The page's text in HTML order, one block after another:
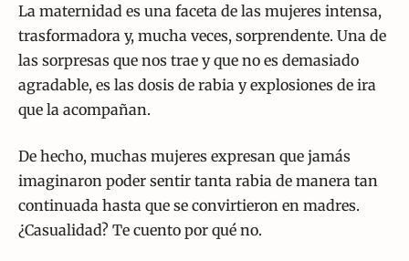
La maternidad es una faceta de las mujeres intensa,
trasformadora y, mucha veces, sorprendente. Una de
las sorpresas que nos trae y que no es demasiado
agradable, es las dosis de rabia y explosiones de ira
que la acompañan.
De hecho, muchas mujeres expresan que jamás
imaginaron poder sentir tanta rabia de manera tan
continuada hasta que se convirtieron en madres.
¿Casualidad? Te cuento por qué no.